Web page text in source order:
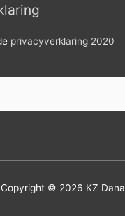
privacyverklaring 2020
Copyright © 2026 KZ